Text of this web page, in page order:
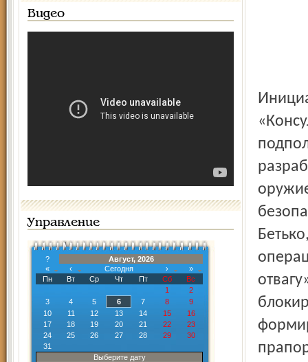
Видео
Управление
?
Август, 2026
«
‹ Сегодня ›
»
Пн
Вт Ср Чт Пт Сб
Вс
1
2
3
4 5 6 7 8
9
10
11 12 13 14 15
16
17
18 19 20 21 22
23
24
25 26 27 28 29
30
31
Выберите дату
Инициаторы – МВД России и благотворительный фонд